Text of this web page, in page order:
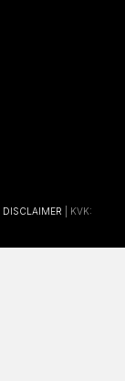
DISCLAIMER | KVK: